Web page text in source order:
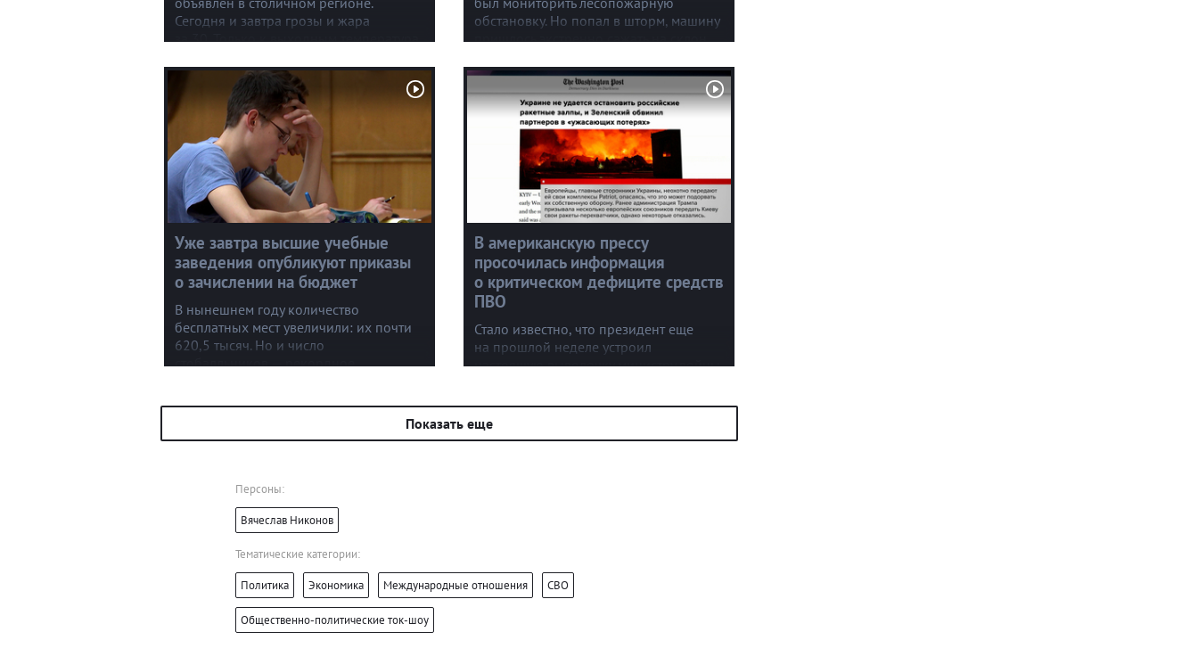
Сегодня и завтра грозы и жара
за 30. Только к выходным температура
В Германии, где уже больше месяца
+40, рекордно обмелел Рейн.
обстановку. Но попал в шторм, машину
пришлось экстренно сажать на склон
повреждения, но главное — летчики
уцелели. Холод, ни еды, ни воды,
ни связи.
Уже завтра высшие учебные
заведения опубликуют приказы
о зачислении на бюджет
В нынешнем году количество
бесплатных мест увеличили: их почти
620,5 тысяч. Но и число
стобалльников — рекордное.
В американскую прессу
просочилась информация
о критическом дефиците средств
ПВО
Стало известно, что президент еще
на прошлой неделе устроил
настоящую выволочку министру войны
Показать еще
Персоны:
Вячеслав Никонов
Тематические категории:
Политика Экономика Международные отношения СВО
Общественно-политические ток-шоу